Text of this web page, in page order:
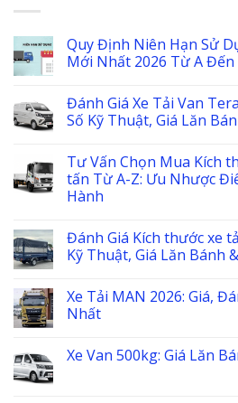
Quy Định Niên Hạn Sử
Mới Nhất 2026 Từ A Đến
Đánh Giá Xe Tải Van
Số Kỹ Thuật, Giá Lăn
Tư Vấn Chọn Mua Kích
tấn Từ A-Z: Ưu Nhược
Hành
Đánh Giá Kích thước xe
Kỹ Thuật, Giá Lăn Bánh
Xe Tải MAN 2026: Giá,
Nhất
Xe Van 500kg: Giá Lăn